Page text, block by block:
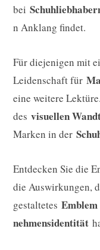
bei
n Anklang findet.
Für diejenigen mit
Leidenschaft für
eine weitere
des visuellen
Marken in der
Entdecken Sie die
die Auswirkungen,
gestaltetes Emblem
nehmensidentität